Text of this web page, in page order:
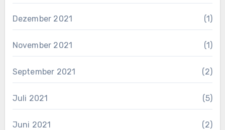
Dezember 2021 (1)
November 2021 (1)
September 2021 (2)
Juli 2021 (5)
Juni 2021 (2)